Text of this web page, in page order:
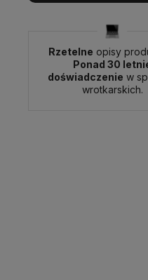
Rzetelne opisy
Ponad 30
doświadczenie w
wrotkarskich.